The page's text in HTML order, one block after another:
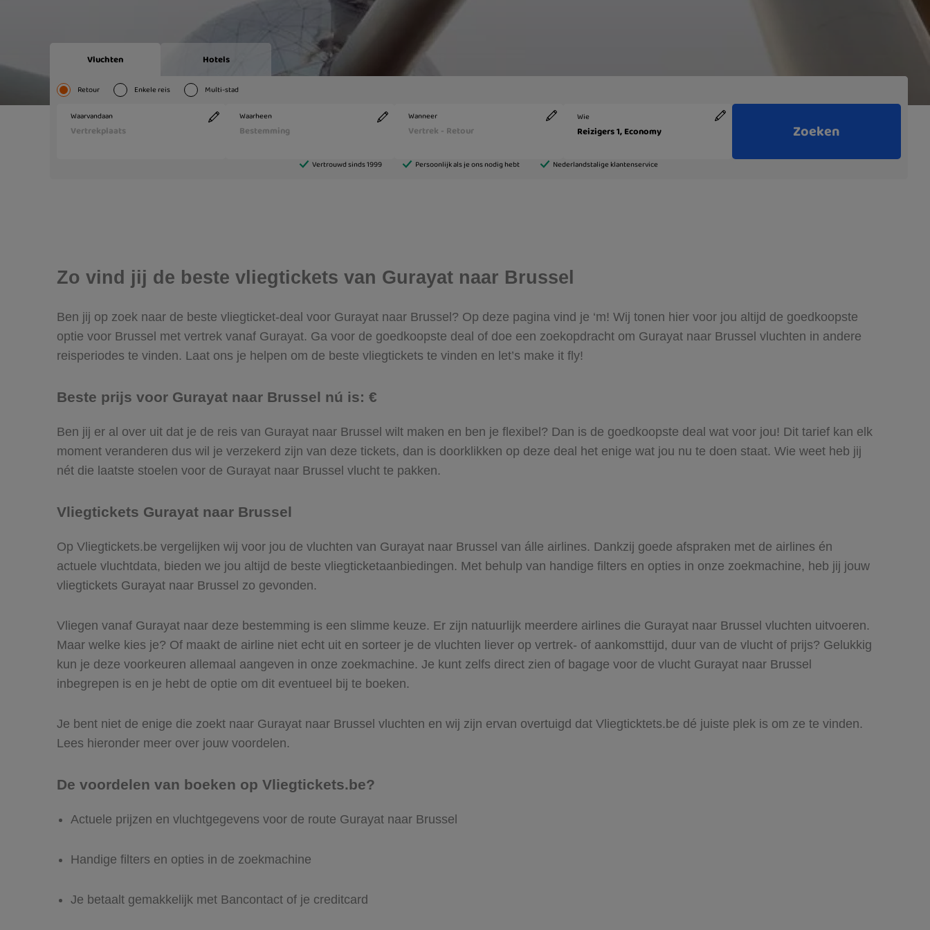
Zo vind jij de beste vliegtickets van Gurayat naar Brussel
Ben jij op zoek naar de beste vliegticket-deal voor Gurayat naar Brussel? Op deze pagina vind je ‘m! Wij tonen hier voor jou altijd de goedkoopste
optie voor Brussel met vertrek vanaf Gurayat. Ga voor de goedkoopste deal of doe een zoekopdracht om Gurayat naar Brussel vluchten in andere
reisperiodes te vinden. Laat ons je helpen om de beste vliegtickets te vinden en let’s make it fly!
Beste prijs voor Gurayat naar Brussel nú is: €
Ben jij er al over uit dat je de reis van Gurayat naar Brussel wilt maken en ben je flexibel? Dan is de goedkoopste deal wat voor jou! Dit tarief kan elk
moment veranderen dus wil je verzekerd zijn van deze tickets, dan is doorklikken op deze deal het enige wat jou nu te doen staat. Wie weet heb jij
nét die laatste stoelen voor de Gurayat naar Brussel vlucht te pakken.
Vliegtickets Gurayat naar Brussel
Op Vliegtickets.be vergelijken wij voor jou de vluchten van Gurayat naar Brussel van álle airlines. Dankzij goede afspraken met de airlines én
actuele vluchtdata, bieden we jou altijd de beste vliegticketaanbiedingen. Met behulp van handige filters en opties in onze zoekmachine, heb jij jouw
vliegtickets Gurayat naar Brussel zo gevonden.
Vliegen vanaf Gurayat naar deze bestemming is een slimme keuze. Er zijn natuurlijk meerdere airlines die Gurayat naar Brussel vluchten uitvoeren.
Maar welke kies je? Of maakt de airline niet echt uit en sorteer je de vluchten liever op vertrek- of aankomsttijd, duur van de vlucht of prijs? Gelukkig
kun je deze voorkeuren allemaal aangeven in onze zoekmachine. Je kunt zelfs direct zien of bagage voor de vlucht Gurayat naar Brussel
inbegrepen is en je hebt de optie om dit eventueel bij te boeken.
Je bent niet de enige die zoekt naar Gurayat naar Brussel vluchten en wij zijn ervan overtuigd dat Vliegticktets.be dé juiste plek is om ze te vinden.
Lees hieronder meer over jouw voordelen.
De voordelen van boeken op Vliegtickets.be?
Actuele prijzen en vluchtgegevens voor de route Gurayat naar Brussel
Handige filters en opties in de zoekmachine
Je betaalt gemakkelijk met Bancontact of je creditcard